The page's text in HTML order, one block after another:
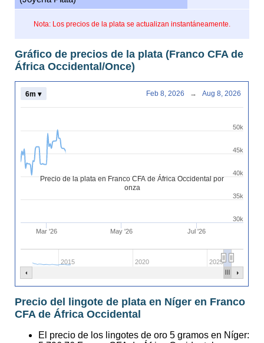
Nota: Los precios de la plata se actualizan instantáneamente.
Gráfico de precios de la plata (Franco CFA de
África Occidental/Once)
Precio de la plata en Franco CFA de África Occidental por
onza
Mar '26 May '26 Jul '26
2015 2020 2025
30k
35k
40k
45k
50k
6m ▾ Feb 8, 2026 → Aug 8, 2026
Precio del lingote de plata en Níger en Franco
CFA de África Occidental
El precio de los lingotes de oro 5 gramos en Níger: